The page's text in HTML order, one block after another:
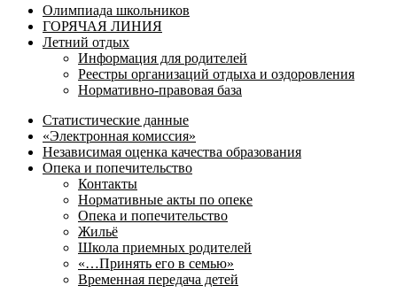
Олимпиада школьников
ГОРЯЧАЯ ЛИНИЯ
Летний отдых
Информация для родителей
Реестры организаций отдыха и оздоровления
Нормативно-правовая база
Статистические данные
«Электронная комиссия»
Независимая оценка качества образования
Опека и попечительство
Контакты
Нормативные акты по опеке
Опека и попечительство
Жильё
Школа приемных родителей
«…Принять его в семью»
Временная передача детей